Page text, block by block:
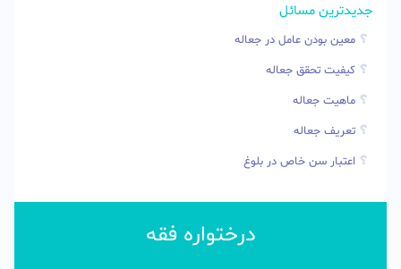
جدیدترین مسائل
معین بودن عامل در جعاله
کیفیت تحقق جعاله
ماهیت جعاله
تعریف جعاله
اعتبار سن خاص در بلوغ
درختواره فقه